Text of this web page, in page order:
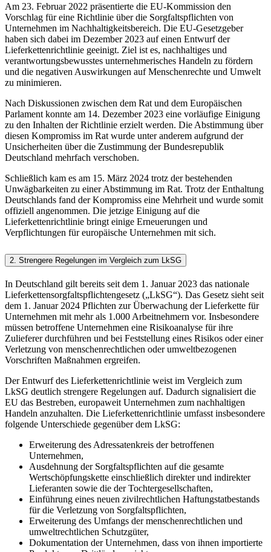
Am 23. Februar 2022 präsentierte die EU-Kommission den
Vorschlag für eine Richtlinie über die Sorgfaltspflichten von
Unternehmen im Nachhaltigkeitsbereich. Die EU-Gesetzgeber
haben sich dabei im Dezember 2023 auf einen Entwurf der
Lieferkettenrichtlinie geeinigt. Ziel ist es, nachhaltiges und
verantwortungsbewusstes unternehmerisches Handeln zu fördern
und die negativen Auswirkungen auf Menschenrechte und Umwelt
zu minimieren.
Nach Diskussionen zwischen dem Rat und dem Europäischen
Parlament konnte am 14. Dezember 2023 eine vorläufige Einigung
zu den Inhalten der Richtlinie erzielt werden. Die Abstimmung über
diesen Kompromiss im Rat wurde unter anderem aufgrund der
Unsicherheiten über die Zustimmung der Bundesrepublik
Deutschland mehrfach verschoben.
Schließlich kam es am 15. März 2024 trotz der bestehenden
Unwägbarkeiten zu einer Abstimmung im Rat. Trotz der Enthaltung
Deutschlands fand der Kompromiss eine Mehrheit und wurde somit
offiziell angenommen. Die jetzige Einigung auf die
Lieferkettenrichtlinie bringt einige Erneuerungen und
Verpflichtungen für europäische Unternehmen mit sich.
2. Strengere Regelungen im Vergleich zum LkSG
In Deutschland gilt bereits seit dem 1. Januar 2023 das nationale
Lieferkettensorgfaltspflichtengesetz („LkSG“). Das Gesetz sieht seit
dem 1. Januar 2024 Pflichten zur Überwachung der Lieferkette für
Unternehmen mit mehr als 1.000 Arbeitnehmern vor. Insbesondere
müssen betroffene Unternehmen eine Risikoanalyse für ihre
Zulieferer durchführen und bei Feststellung eines Risikos oder einer
Verletzung von menschenrechtlichen oder umweltbezogenen
Vorschriften Maßnahmen ergreifen.
Der Entwurf des Lieferkettenrichtlinie weist im Vergleich zum
LkSG deutlich strengere Regelungen auf. Dadurch signalisiert die
EU das Bestreben, europaweit Unternehmen zum nachhaltigen
Handeln anzuhalten. Die Lieferkettenrichtlinie umfasst insbesondere
folgende Unterschiede gegenüber dem LkSG:
Erweiterung des Adressatenkreis der betroffenen
Unternehmen,
Ausdehnung der Sorgfaltspflichten auf die gesamte
Wertschöpfungskette einschließlich direkter und indirekter
Lieferanten sowie die der Tochtergesellschaften,
Einführung eines neuen zivilrechtlichen Haftungstatbestands
für die Verletzung von Sorgfaltspflichten,
Erweiterung des Umfangs der menschenrechtlichen und
umweltrechtlichen Schutzgüter,
Dokumentation der Unternehmen, dass von ihnen importierte